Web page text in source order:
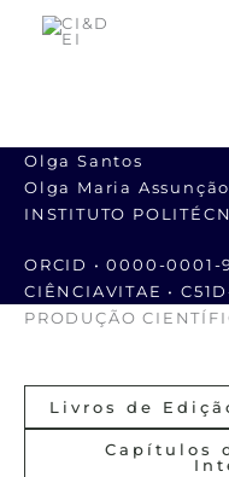
Skip
Olga Santos
Olga Maria
INSTITUTO
ORCID • 0000-0001-
CIÊNCIAVITAE •
PRODUÇÃO
Livros de
Capítulos